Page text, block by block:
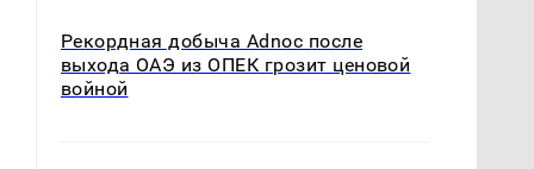
Рекордная добыча Adnoc после
выхода ОАЭ из ОПЕК грозит ценовой
войной